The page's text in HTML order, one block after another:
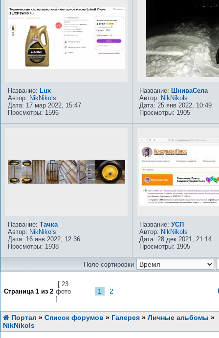
Название: Lux
Автор: NikNikols
Дата: 17 мар 2022, 15:47
Просмотры: 1596
Название: ШниваСела
Автор: NikNikols
Дата: 25 янв 2022, 10:49
Просмотры: 1905
Название: Тачка
Автор: NikNikols
Дата: 16 янв 2022, 12:36
Просмотры: 1938
Название: УСП
Автор: NikNikols
Дата: 28 дек 2021, 21:14
Просмотры: 1905
Поле сортировки
Страница 1 из 2
[ 23
фото
]
1 2
Портал » Список форумов » Галерея » Личные альбомы »
NikNikols